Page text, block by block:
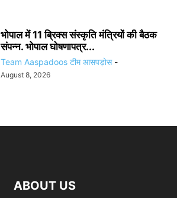
भोपाल में 11 ब्रिक्स संस्कृति मंत्रियों की बैठक
संपन्न. भोपाल घोषणापत्र...
Team Aaspadoos टीम आसपड़ोस -
August 8, 2026
ABOUT US